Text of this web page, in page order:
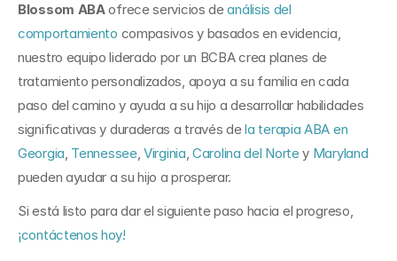
Blossom ABA ofrece servicios de análisis del
comportamiento compasivos y basados en evidencia,
nuestro equipo liderado por un BCBA crea planes de
tratamiento personalizados, apoya a su familia en cada
paso del camino y ayuda a su hijo a desarrollar habilidades
significativas y duraderas a través de la terapia ABA en
Georgia, Tennessee, Virginia, Carolina del Norte y Maryland
pueden ayudar a su hijo a prosperar.
¡contáctenos hoy!